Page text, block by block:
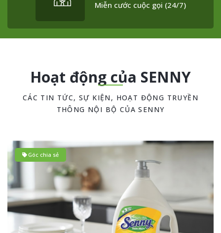
Miễn cước cuộc gọi (24/7)
Hoạt động của SENNY
CÁC TIN TỨC, SỰ KIỆN, HOẠT ĐỘNG TRUYỀN
THÔNG NỘI BỘ CỦA SENNY
Góc chia sẻ